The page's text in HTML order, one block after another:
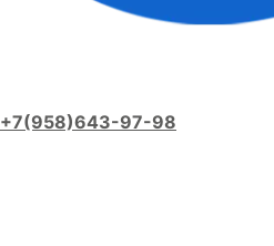
+7(958)643-97-98